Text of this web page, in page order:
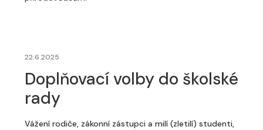
22.6.2025
Doplňovací volby do školské
rady
Vážení rodiče, zákonní zástupci a milí (zletilí) studenti,